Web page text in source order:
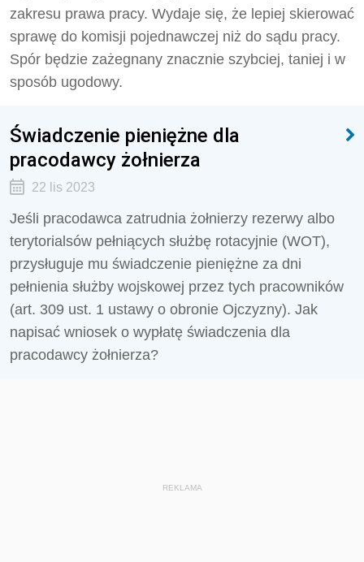
zakresu prawa pracy. Wydaje się, że lepiej skierować
sprawę do komisji pojednawczej niż do sądu pracy.
Spór będzie zażegnany znacznie szybciej, taniej i w
sposób ugodowy.
Świadczenie pieniężne dla
pracodawcy żołnierza
22 lis 2023
Jeśli pracodawca zatrudnia żołnierzy rezerwy albo
terytorialsów pełniących służbę rotacyjnie (WOT),
przysługuje mu świadczenie pieniężne za dni
pełnienia służby wojskowej przez tych pracowników
(art. 309 ust. 1 ustawy o obronie Ojczyzny). Jak
napisać wniosek o wypłatę świadczenia dla
pracodawcy żołnierza?
REKLAMA